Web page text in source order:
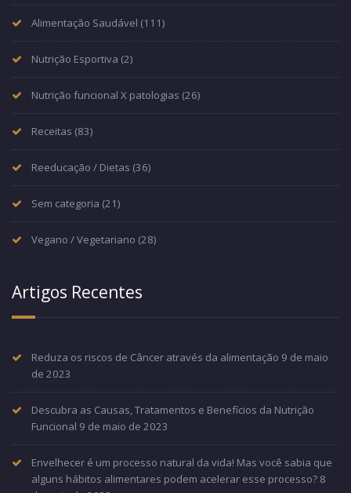
Alimentação Saudável (111)
Nutrição Esportiva (2)
Nutrição funcional X patologias (26)
Receitas (83)
Reeducação / Dietas (36)
Sem categoria (21)
Vegano / Vegetariano (28)
Artigos Recentes
Reduza os riscos de Câncer através da alimentação 9 de maio
de 2023
Descubra as Causas, Tratamentos e Benefícios da Nutrição
Funcional 9 de maio de 2023
Envelhecer é um processo natural da vida! Mas você sabia que
alguns hábitos alimentares podem acelerar esse processo? 8